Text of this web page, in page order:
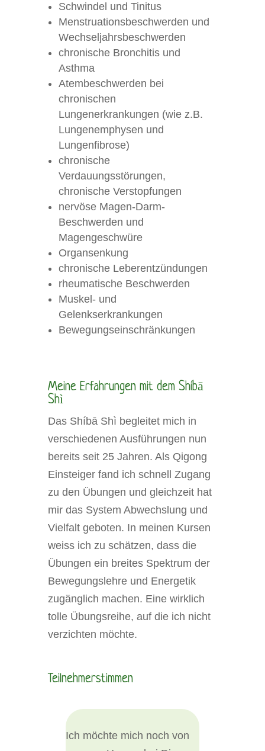
Schwindel und Tinitus
Menstruationsbeschwerden und
Wechseljahrsbeschwerden
chronische Bronchitis und
Asthma
Atembeschwerden bei
chronischen
Lungenerkrankungen (wie z.B.
Lungenemphysen und
Lungenfibrose)
chronische
Verdauungsstörungen,
chronische Verstopfungen
nervöse Magen-Darm-
Beschwerden und
Magengeschwüre
Organsenkung
chronische Leberentzündungen
rheumatische Beschwerden
Muskel- und
Gelenkserkrankungen
Bewegungseinschränkungen
Meine Erfahrungen mit dem Shíbā
Shì
Das Shíbā Shì begleitet mich in
verschiedenen Ausführungen nun
bereits seit 25 Jahren. Als Qigong
Einsteiger fand ich schnell Zugang
zu den Übungen und gleichzeit hat
mir das System Abwechslung und
Vielfalt geboten. In meinen Kursen
weiss ich zu schätzen, dass die
Übungen ein breites Spektrum der
Bewegungslehre und Energetik
zugänglich machen. Eine wirklich
tolle Übungsreihe, auf die ich nicht
verzichten möchte.
Teilnehmerstimmen
Ich möchte mich noch von